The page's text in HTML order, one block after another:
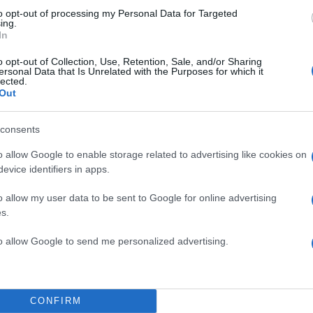
opt-out of processing my Personal Data for Targeted
opt-out of Collection, Use, Retention, Sale, and/or Sharing
Data that Is Unrelated with the Purposes for which it
allow Google to enable storage related to advertising like cookies on
identifiers in apps.
allow my user data to be sent to Google for online advertising
allow Google to send me personalized advertising.
CONFIRM
η
μία πραγματική ευκαιρία για ασφάλεια και
κτηνίατρο για τις απαραίτητες εξετάσεις και τη